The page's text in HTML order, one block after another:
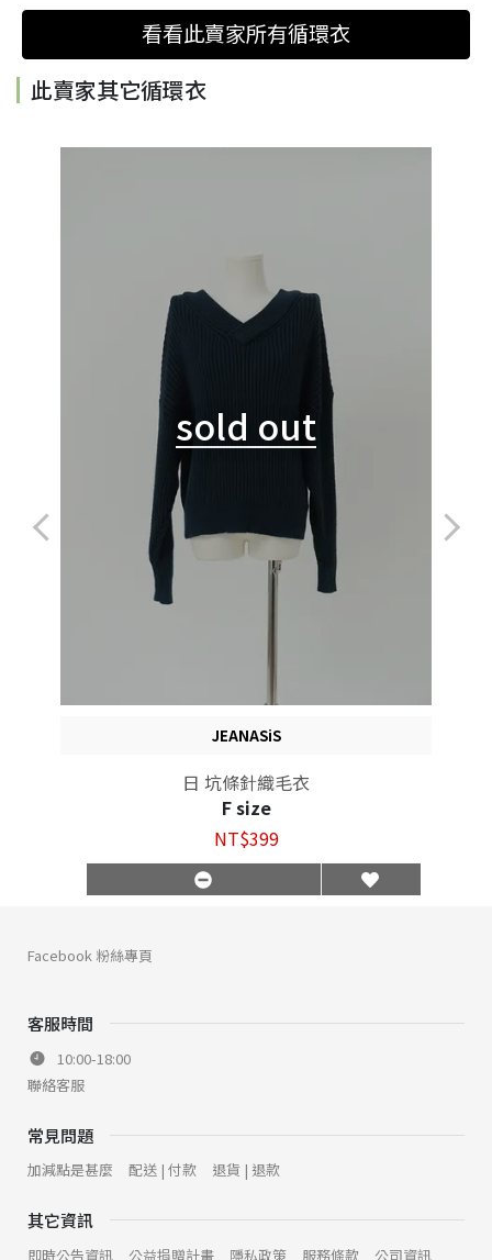
看看此賣家所有循環衣
此賣家其它循環衣
sold out
JEANASiS
日 坑條針織毛衣
F size
NT$399
客服時間
10:00-18:00
聯絡客服
常見問題
加減點是甚麼 配送 | 付款 退貨 | 退款
其它資訊
即時公告資訊 公益捐贈計畫 隱私政策 服務條款 公司資訊
Facebook 粉絲專頁